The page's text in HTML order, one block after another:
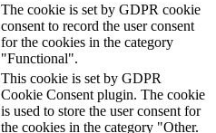
The cookie is set by GDPR cookie
consent to record the user consent
for the cookies in the category
"Functional".
This cookie is set by GDPR
Cookie Consent plugin. The cookie
is used to store the user consent for
the cookies in the category "Other.